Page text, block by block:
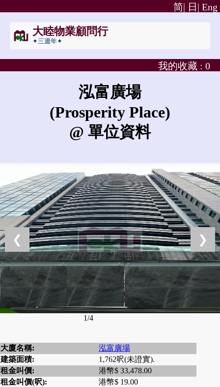
Eng
日|
简|
大睦物業顧問行
✦三週年✦
我的收藏 : 0
泓富廣場
(Prosperity Place)
@ 單位資料
❮ ❯
1/4
大廈名稱:
泓富廣場
建築面積:
1,762呎(未證實).
租金叫價:
港幣$ 33,478.00
租金叫價(呎):
港幣$ 19.00